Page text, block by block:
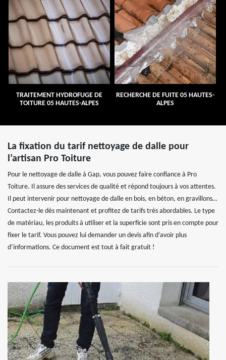
TRAITEMENT HYDROFUGE DE
TOITURE 05 HAUTES-ALPES
RECHERCHE DE FUITE 05 HAUTES-
ALPES
La fixation du tarif nettoyage de dalle pour
l’artisan Pro Toiture
Pour le nettoyage de dalle à Gap, vous pouvez faire confiance à Pro
Toiture. Il assure des services de qualité et répond toujours à vos attentes.
Il peut intervenir pour nettoyage de dalle en bois, en béton, en gravillons…
Contactez-le dès maintenant et profitez de tarifs très abordables. Le type
de matériau, les produits à utiliser et la superficie sont pris en compte pour
fixer le tarif. Vous pouvez lui demander un devis afin d’avoir plus
d’informations. Ce document est tout à fait gratuit !